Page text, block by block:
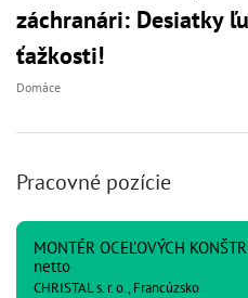
záchranári: Desiatky
ťažkosti!
Domáce
Pracovné pozície
MONTÉR OCEĽOVÝCH
netto
CHRISTAL s. r. o., Francúzsko